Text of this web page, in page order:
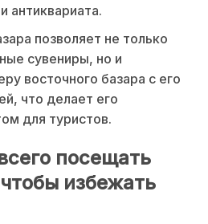
антиквариата.
позволяет не только
сувениры, но и
восточного базара с его
что делает его
для туристов.
посещать
избежать